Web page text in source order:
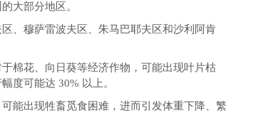
大部分地区。
、穆萨雷波夫区、朱马巴耶夫区和沙利阿肯
棉花、向日葵等经济作物，可能出现叶片枯
度可能达 30% 以上。
能出现牲畜觅食困难，进而引发体重下降、繁